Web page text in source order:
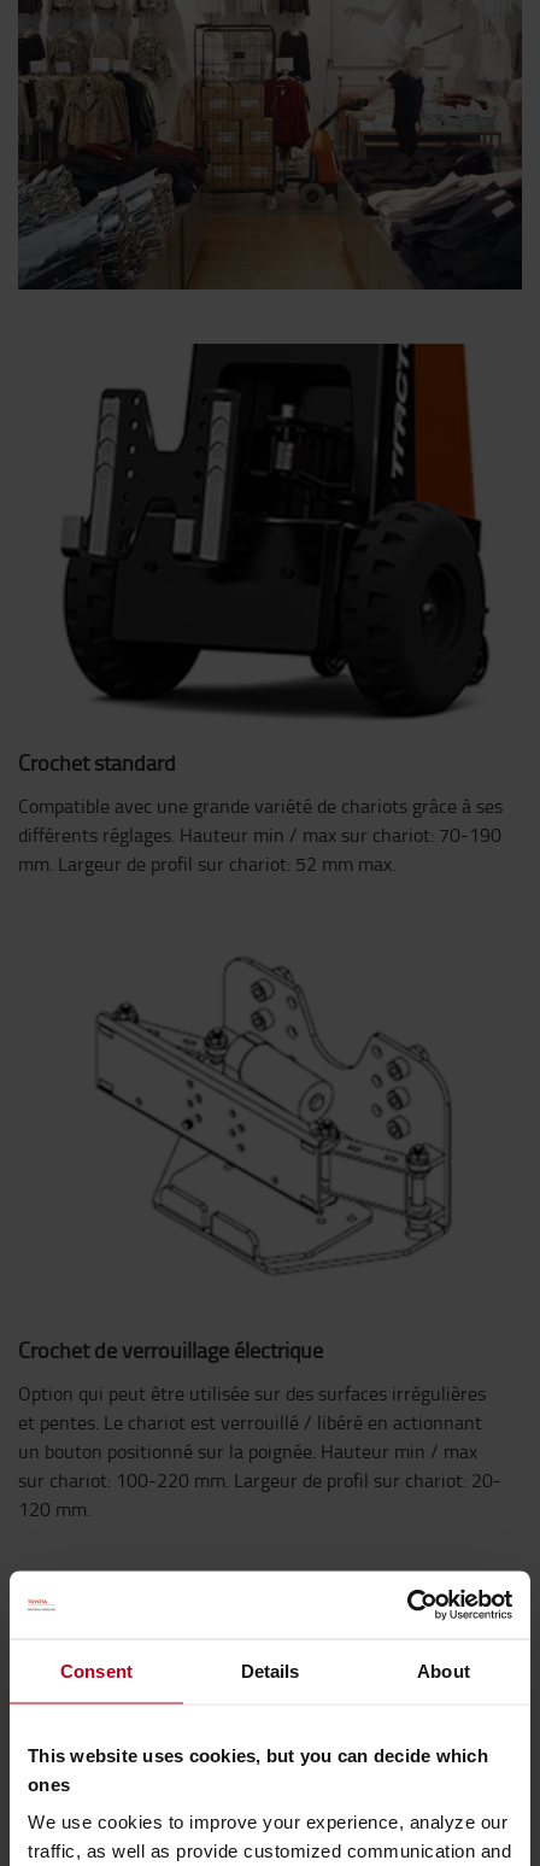
Consent Details About
This website uses cookies, but you can decide which
ones
We use cookies to improve your experience, analyze our
traffic, as well as provide customized communication and
Crochet standard
Compatible avec une grande variété de chariots grâce à ses
différents réglages. Hauteur min / max sur chariot: 70-190
mm. Largeur de profil sur chariot: 52 mm max.
Crochet de verrouillage électrique
Option qui peut être utilisée sur des surfaces irrégulières
et pentes. Le chariot est verrouillé / libéré en actionnant
un bouton positionné sur la poignée. Hauteur min / max
sur chariot: 100-220 mm. Largeur de profil sur chariot: 20-
120 mm.